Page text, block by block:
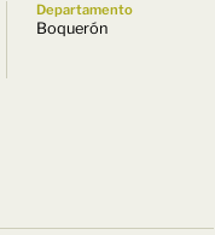
Departamento
Boquerón